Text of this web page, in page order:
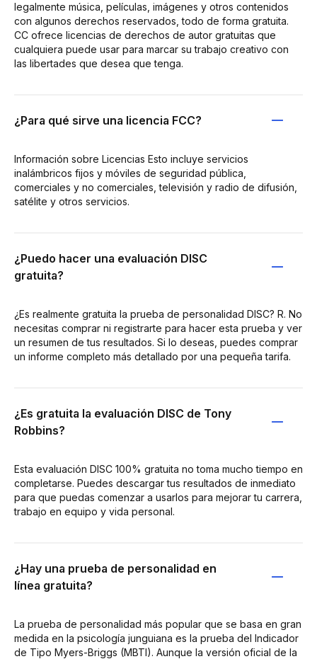
legalmente música, películas, imágenes y otros contenidos
con algunos derechos reservados, todo de forma gratuita.
CC ofrece licencias de derechos de autor gratuitas que
cualquiera puede usar para marcar su trabajo creativo con
las libertades que desea que tenga.
¿Para qué sirve una licencia FCC?
Información sobre Licencias Esto incluye servicios
inalámbricos fijos y móviles de seguridad pública,
comerciales y no comerciales, televisión y radio de difusión,
satélite y otros servicios.
¿Puedo hacer una evaluación DISC
gratuita?
¿Es realmente gratuita la prueba de personalidad DISC? R. No
necesitas comprar ni registrarte para hacer esta prueba y ver
un resumen de tus resultados. Si lo deseas, puedes comprar
un informe completo más detallado por una pequeña tarifa.
¿Es gratuita la evaluación DISC de Tony
Robbins?
Esta evaluación DISC 100% gratuita no toma mucho tiempo en
completarse. Puedes descargar tus resultados de inmediato
para que puedas comenzar a usarlos para mejorar tu carrera,
trabajo en equipo y vida personal.
¿Hay una prueba de personalidad en
línea gratuita?
La prueba de personalidad más popular que se basa en gran
medida en la psicología junguiana es la prueba del Indicador
de Tipo Myers-Briggs (MBTI). Aunque la versión oficial de la